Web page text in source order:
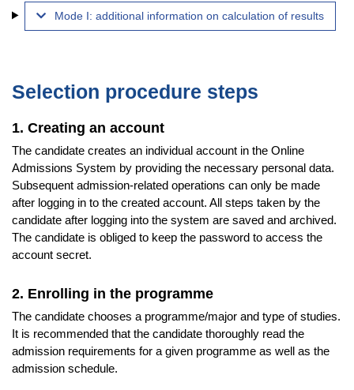
Mode I: additional information on calculation of results
Selection procedure steps
1. Creating an account
The candidate creates an individual account in the Online
Admissions System by providing the necessary personal data.
Subsequent admission-related operations can only be made
after logging in to the created account. All steps taken by the
candidate after logging into the system are saved and archived.
The candidate is obliged to keep the password to access the
account secret.
2. Enrolling in the programme
The candidate chooses a programme/major and type of studies.
It is recommended that the candidate thoroughly read the
admission requirements for a given programme as well as the
admission schedule.